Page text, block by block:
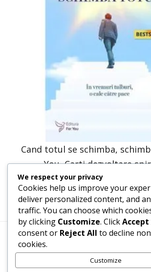
Cand totul se schimba,
You, Carti dezvoltare
31,71lei
Termeni, Condiții & Protecția Datelor
We respect your privacy
Cookies help us improve your
deliver personalized content, and
traffic. You can choose which
by clicking Customize. ClickAccept
consent or Reject All to decline
cookies.
Customize